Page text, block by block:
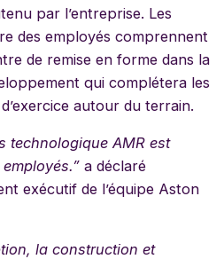
par l’entreprise. Les
des employés comprennent
de remise en forme dans la
qui complétera les
autour du terrain.
technologique AMR est
a déclaré
exécutif de l’équipe Aston
la construction et